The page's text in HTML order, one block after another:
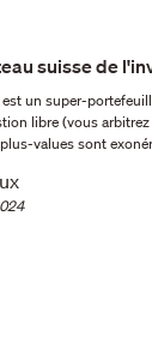
suisse de
libre (vous
ans, vos plus-values